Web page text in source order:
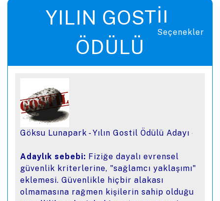
YILIN GOSTIL
ÖDÜLÜ
Seçenekler
Göksu Lunapark - Yılın Gostil Ödülü Adayı
Adaylık sebebi: Fiziğe dayalı evrensel
güvenlik kriterlerine, "sağlamcı yaklaşımı"
eklemesi. Güvenlikle hiçbir alakası
olmamasına rağmen kişilerin sahip olduğu
Menüye zıpla